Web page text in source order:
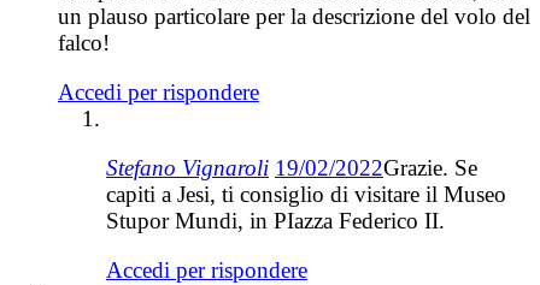
un plauso particolare per la descrizione del volo del
falco!
Accedi per rispondere
Stefano Vignaroli 19/02/2022Grazie. Se
capiti a Jesi, ti consiglio di visitare il Museo
Stupor Mundi, in PIazza Federico II.
Accedi per rispondere